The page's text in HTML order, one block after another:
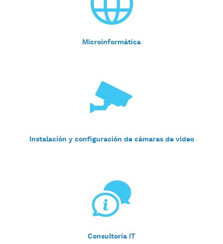
Microinformática
Instalación y configuración de cámaras de video
Consultoría IT